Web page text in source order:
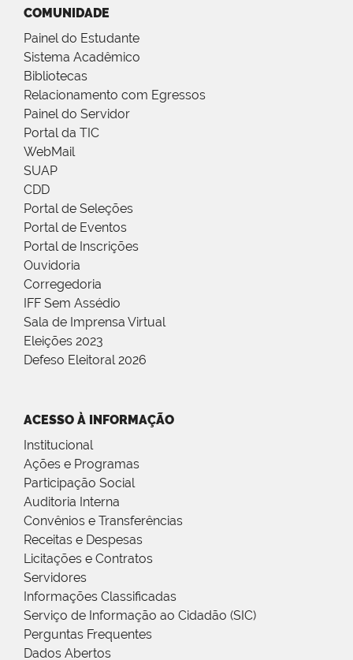
COMUNIDADE
Painel do Estudante
Sistema Acadêmico
Bibliotecas
Relacionamento com Egressos
Painel do Servidor
Portal da TIC
WebMail
SUAP
CDD
Portal de Seleções
Portal de Eventos
Portal de Inscrições
Ouvidoria
Corregedoria
IFF Sem Assédio
Sala de Imprensa Virtual
Eleições 2023
Defeso Eleitoral 2026
ACESSO À INFORMAÇÃO
Institucional
Ações e Programas
Participação Social
Auditoria Interna
Convênios e Transferências
Receitas e Despesas
Licitações e Contratos
Servidores
Informações Classificadas
Serviço de Informação ao Cidadão (SIC)
Perguntas Frequentes
Dados Abertos